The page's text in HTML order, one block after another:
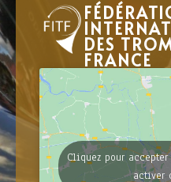
DES
FRANCE
Cliquez pour
activer